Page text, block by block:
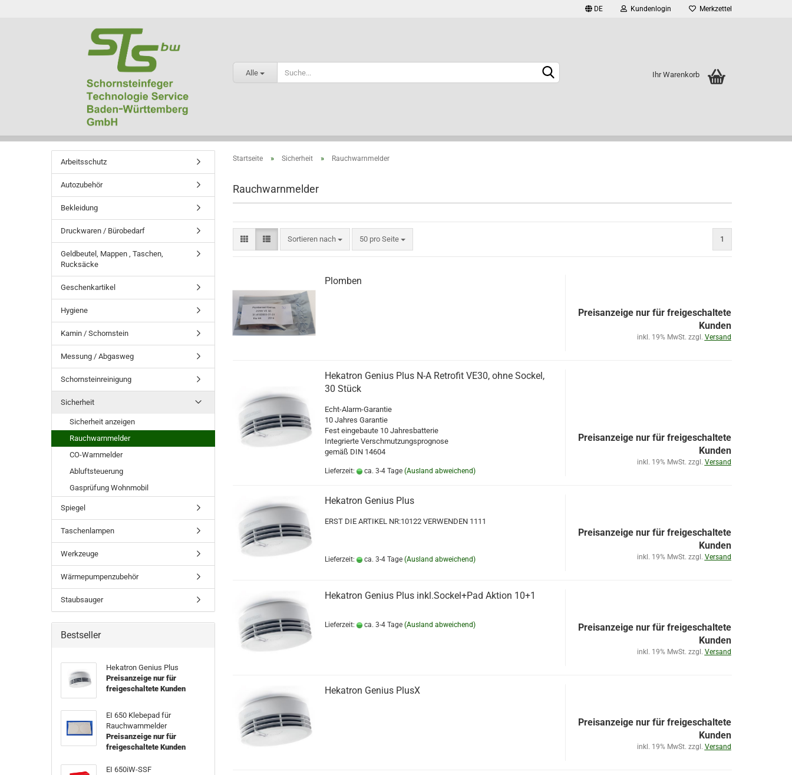
DE Kundenlogin Merkzettel
Alle Ihr Warenkorb
Startseite » Sicherheit » Rauchwarnmelder
Rauchwarnmelder
Sortieren nach 50 pro Seite 1
Plomben
Preisanzeige nur für freigeschaltete
Kunden
inkl. 19% MwSt. zzgl. Versand
Hekatron Genius Plus N-A Retrofit VE30, ohne Sockel,
30 Stück
Echt-Alarm-Garantie
10 Jahres Garantie
Fest eingebaute 10 Jahresbatterie
Integrierte Verschmutzungsprognose
gemäß DIN 14604
Lieferzeit: ca. 3-4 Tage (Ausland abweichend)
Preisanzeige nur für freigeschaltete
Kunden
inkl. 19% MwSt. zzgl. Versand
Hekatron Genius Plus
ERST DIE ARTIKEL NR:10122 VERWENDEN 1111
Lieferzeit: ca. 3-4 Tage (Ausland abweichend)
Preisanzeige nur für freigeschaltete
Kunden
inkl. 19% MwSt. zzgl. Versand
Hekatron Genius Plus inkl.Sockel+Pad Aktion 10+1
Lieferzeit: ca. 3-4 Tage (Ausland abweichend)
Preisanzeige nur für freigeschaltete
Kunden
inkl. 19% MwSt. zzgl. Versand
Hekatron Genius PlusX
Preisanzeige nur für freigeschaltete
Kunden
inkl. 19% MwSt. zzgl. Versand
Arbeitsschutz
Autozubehör
Bekleidung
Druckwaren / Bürobedarf
Geldbeutel, Mappen , Taschen,
Rucksäcke
Geschenkartikel
Hygiene
Kamin / Schornstein
Messung / Abgasweg
Schornsteinreinigung
Sicherheit
Sicherheit anzeigen
Rauchwarnmelder
CO-Warnmelder
Abluftsteuerung
Gasprüfung Wohnmobil
Spiegel
Taschenlampen
Werkzeuge
Wärmepumpenzubehör
Staubsauger
Bestseller
Hekatron Genius Plus
Preisanzeige nur für
freigeschaltete Kunden
EI 650 Klebepad für
Rauchwarnmelder
Preisanzeige nur für
freigeschaltete Kunden
EI 650iW-SSF